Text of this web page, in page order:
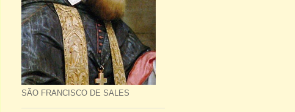
SÃO FRANCISCO DE SALES